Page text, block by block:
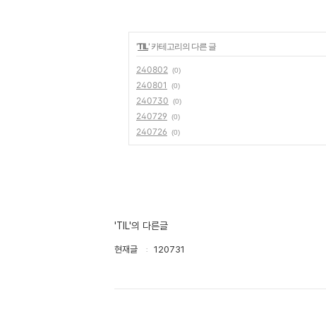
'TIL' 카테고리의 다른 글
240802 (0)
240801 (0)
240730 (0)
240729 (0)
240726 (0)
'TIL'의 다른글
현재글 120731